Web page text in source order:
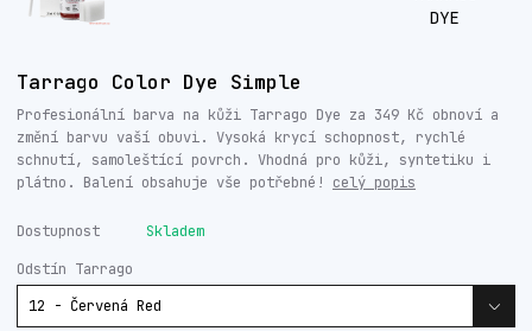
Tarrago Color Dye Simple
Profesionální barva na kůži Tarrago Dye za 349 Kč obnoví a
změní barvu vaší obuvi. Vysoká krycí schopnost, rychlé
schnutí, samoleštící povrch. Vhodná pro kůži, syntetiku i
plátno. Balení obsahuje vše potřebné! celý popis
Dostupnost Skladem
Odstín Tarrago